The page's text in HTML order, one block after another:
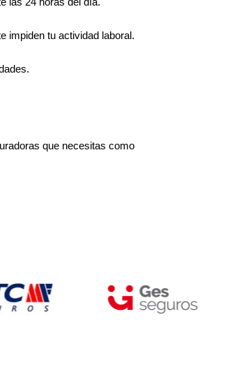
impiden tu actividad laboral.
que necesitas como